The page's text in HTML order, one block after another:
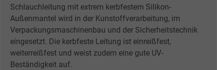
Schlauchleitung mit extrem kerbfestem Silikon-
Außenmantel wird in der Kunstoffverarbeitung, im
Verpackungsmaschinenbau und der Sicherheitstechnik
eingesetzt. Die kerbfeste Leitung ist einreißfest,
weiterreißfest und weist zudem eine gute UV-
Beständigkeit auf.